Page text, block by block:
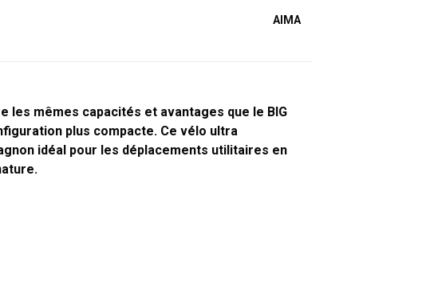
AIMA
les mêmes capacités et avantages que le BIG
plus compacte. Ce vélo ultra
idéal pour les déplacements utilitaires en